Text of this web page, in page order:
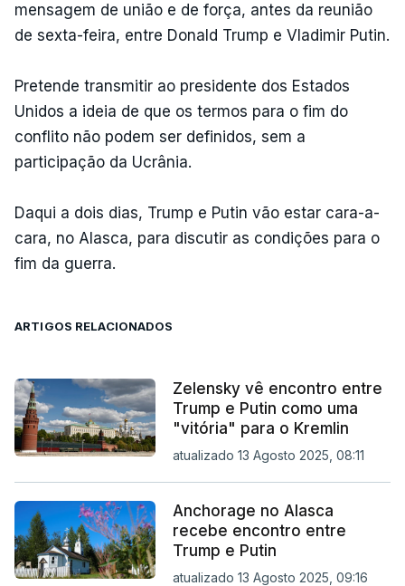
mensagem de união e de força, antes da reunião
de sexta-feira, entre Donald Trump e Vladimir Putin.
Pretende transmitir ao presidente dos Estados
Unidos a ideia de que os termos para o fim do
conflito não podem ser definidos, sem a
participação da Ucrânia.
Daqui a dois dias, Trump e Putin vão estar cara-a-
cara, no Alasca, para discutir as condições para o
fim da guerra.
ARTIGOS RELACIONADOS
Zelensky vê encontro entre
Trump e Putin como uma
"vitória" para o Kremlin
atualizado 13 Agosto 2025, 08:11
Anchorage no Alasca
recebe encontro entre
Trump e Putin
atualizado 13 Agosto 2025, 09:16